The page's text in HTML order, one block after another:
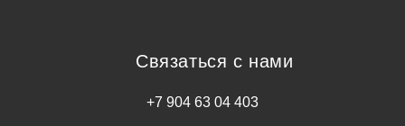
Связаться с нами
+7 904 63 04 403